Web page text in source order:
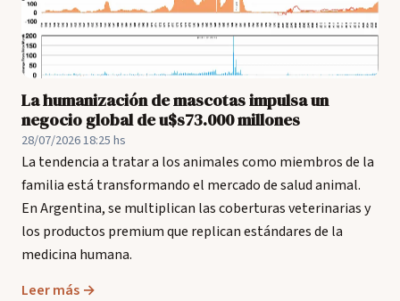
La humanización de mascotas impulsa un
negocio global de u$s73.000 millones
28/07/2026 18:25 hs
La tendencia a tratar a los animales como miembros de la
familia está transformando el mercado de salud animal.
En Argentina, se multiplican las coberturas veterinarias y
los productos premium que replican estándares de la
medicina humana.
Leer más →